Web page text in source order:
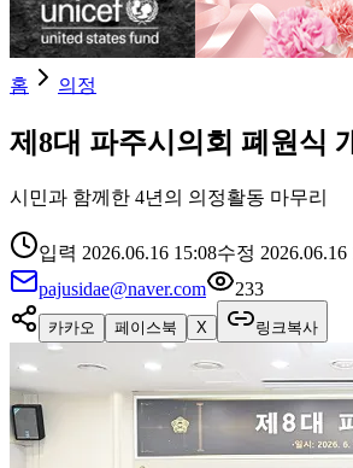
홈 의정
제8대 파주시의회 폐원식
시민과 함께한 4년의 의정활동 마무리
입력 2026.06.16 15:08수정 2026.06.16
pajusidae@naver.com
233
카카오 페이스북 X 링크복사